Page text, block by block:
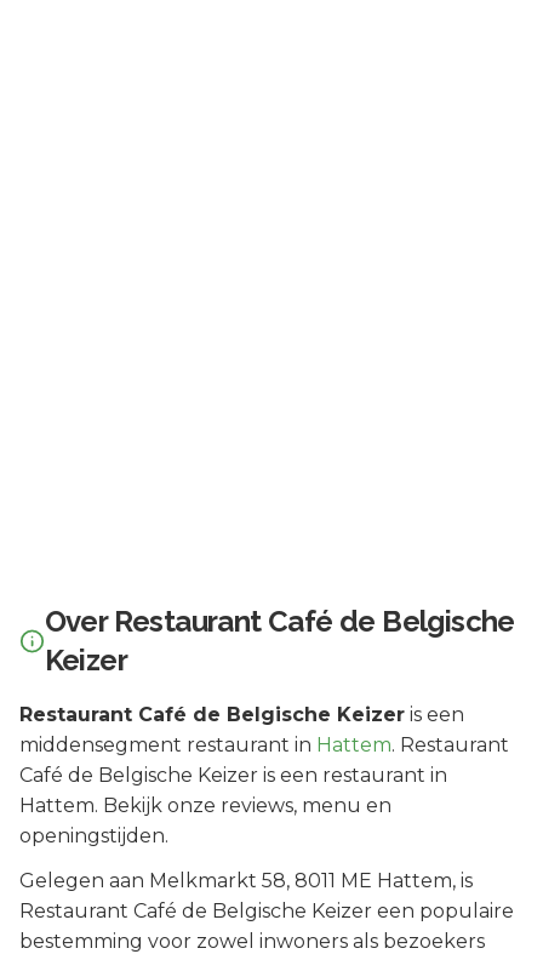
Over Restaurant Café de Belgische
Keizer
Restaurant Café de Belgische Keizer is een
middensegment restaurant in Hattem. Restaurant
Café de Belgische Keizer is een restaurant in
Hattem. Bekijk onze reviews, menu en
openingstijden.
Gelegen aan Melkmarkt 58, 8011 ME Hattem, is
Restaurant Café de Belgische Keizer een populaire
bestemming voor zowel inwoners als bezoekers